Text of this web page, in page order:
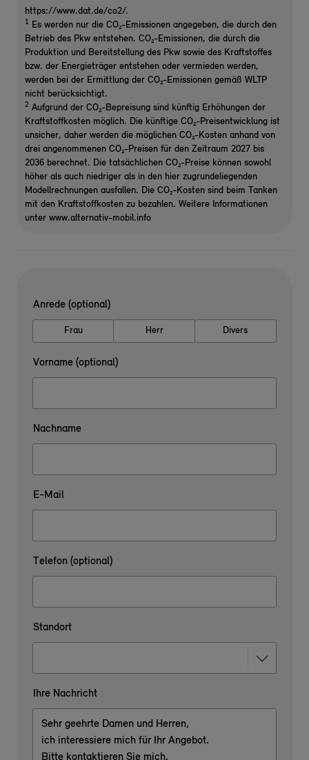
https://www.dat.de/co2/.
1 Es werden nur die CO₂-Emissionen angegeben, die durch den
Betrieb des Pkw entstehen. CO₂-Emissionen, die durch die
Produktion und Bereitstellung des Pkw sowie des Kraftstoffes
bzw. der Energieträger entstehen oder vermieden werden,
werden bei der Ermittlung der CO₂-Emissionen gemäß WLTP
nicht berücksichtigt.
2 Aufgrund der CO₂-Bepreisung sind künftig Erhöhungen der
Kraftstoffkosten möglich. Die künftige CO₂-Preisentwicklung ist
unsicher, daher werden die möglichen CO₂-Kosten anhand von
drei angenommenen CO₂-Preisen für den Zeitraum 2027 bis
2036 berechnet. Die tatsächlichen CO₂-Preise können sowohl
höher als auch niedriger als in den hier zugrundeliegenden
Modellrechnungen ausfallen. Die CO₂-Kosten sind beim Tanken
mit den Kraftstoffkosten zu bezahlen. Weitere Informationen
unter www.alternativ-mobil.info
Anrede (optional)
Frau Herr Divers
Vorname (optional)
Nachname
E-Mail
Telefon (optional)
Standort
Ihre Nachricht